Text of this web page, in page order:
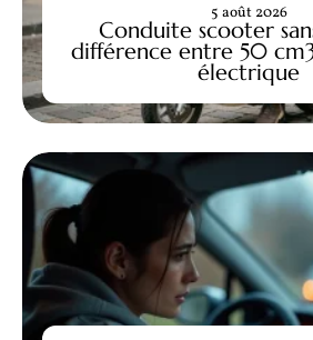
Conduite scooter
différence entre 50
électrique
5 août 2026